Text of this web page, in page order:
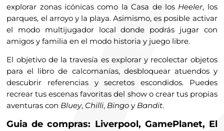
explorar zonas icónicas como la Casa de losHeeler, los
parques, el arroyo y la playa. Asimismo, es posible activar
el modo multijugador local donde podrás jugar con
amigos y familia en el modo historia y juego libre.
El objetivo de la travesía es explorar y recolectar objetos
para el libro de calcomanías, desbloquear atuendos y
descubrir referencias y secretos escondidos. Puedes
recrear tus escenas favoritas del show o crear tus propias
aventuras con Bluey, Chilli, Bingoy Bandit.
Guia de compras: Liverpool, GamePlanet, El